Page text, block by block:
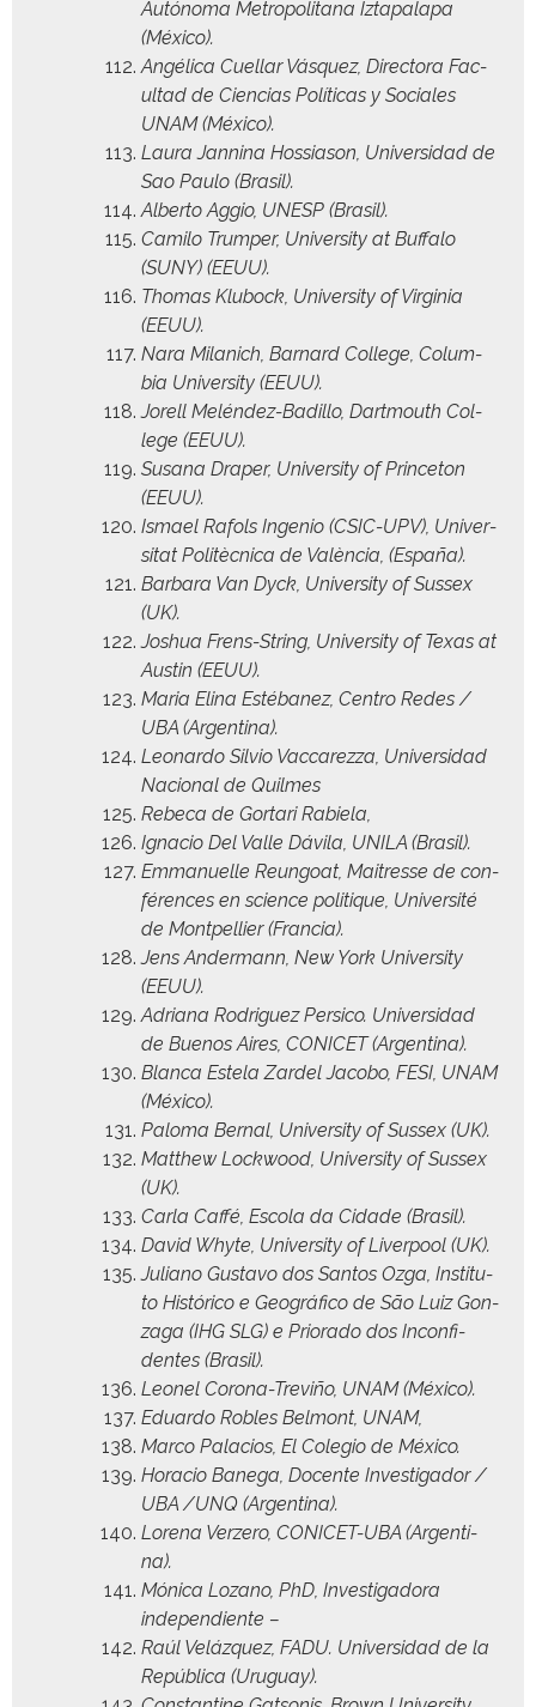
Autóno­ma Met­ro­pol­i­tana Izta­pala­pa
(Méx­i­co).
Angéli­ca Cuel­lar Vásquez, Direc­to­ra Fac­
ul­tad de Cien­cias Políti­cas y Sociales
UNAM (Méx­i­co).
Lau­ra Jan­ni­na Hos­si­a­son, Uni­ver­si­dad de
Sao Paulo (Brasil).
Alber­to Aggio, UNESP (Brasil).
Cami­lo Trumper, Uni­ver­si­ty at Buf­fa­lo
(SUNY) (EEUU).
Thomas Klubock, Uni­ver­si­ty of Vir­ginia
(EEUU).
Nara Milanich, Barnard Col­lege, Colum­
bia Uni­ver­si­ty (EEUU).
Jorell Melén­dez-Badil­lo, Dart­mouth Col­
lege (EEUU).
Susana Drap­er, Uni­ver­si­ty of Prince­ton
(EEUU).
Ismael Rafols Inge­nio (CSIC-UPV), Uni­ver­
si­tat Politèc­ni­ca de Valèn­cia, (España).
Bar­bara Van Dyck, Uni­ver­si­ty of Sus­sex
(UK).
Joshua Frens-String, Uni­ver­si­ty of Texas at
Austin (EEUU).
Maria Eli­na Estébanez, Cen­tro Redes /
UBA (Argenti­na).
Leonar­do Sil­vio Vac­carez­za, Uni­ver­si­dad
Nacional de Quilmes
Rebe­ca de Gor­tari Rabiela,
Igna­cio Del Valle Dávi­la, UNILA (Brasil).
Emmanuelle Reun­goat, Maitresse de con­
férences en sci­ence poli­tique, Uni­ver­sité
de Mont­pel­li­er (Fran­cia).
Jens Ander­mann, New York Uni­ver­si­ty
(EEUU).
Adri­ana Rodriguez Per­si­co. Uni­ver­si­dad
de Buenos Aires, CONICET (Argenti­na).
Blan­ca Estela Zardel Jacobo, FESI, UNAM
(Méx­i­co).
Palo­ma Bernal, Uni­ver­si­ty of Sus­sex (UK).
Matthew Lock­wood, Uni­ver­si­ty of Sus­sex
(UK).
Car­la Caf­fé, Esco­la da Cidade (Brasil).
David Whyte, Uni­ver­si­ty of Liv­er­pool (UK).
Juliano Gus­ta­vo dos San­tos Ozga, Insti­tu­
to Históri­co e Geográ­fi­co de São Luiz Gon­
za­ga (IHG SLG) e Pri­o­ra­do dos Incon­fi­
dentes (Brasil).
Leonel Coro­na-Tre­viño, UNAM (Méx­i­co).
Eduar­do Rob­les Bel­mont, UNAM,
Mar­co Pala­cios, El Cole­gio de México.
Hora­cio Bane­ga, Docente Inves­ti­gador /
UBA /UNQ (Argenti­na).
Lore­na Verze­ro, CONICET-UBA (Argenti­
na).
Móni­ca Lozano, PhD, Inves­ti­gado­ra
independiente –
Raúl Velázquez, FADU. Uni­ver­si­dad de la
Repúbli­ca (Uruguay).